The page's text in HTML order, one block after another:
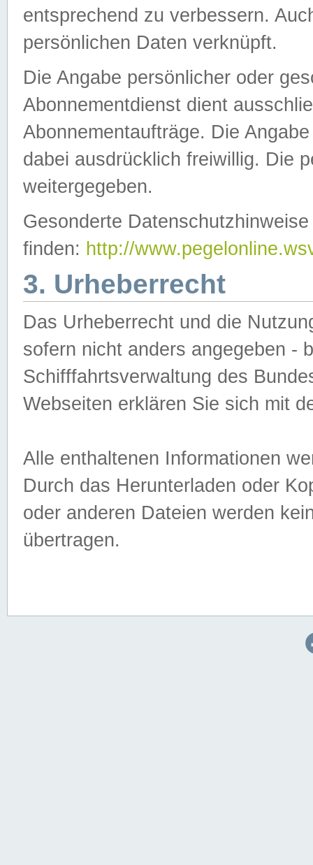
entsprechend zu verbessern.
persönlichen Daten verknüpft.
Die Angabe persönlicher oder
Abonnementdienst dient
Abonnementaufträge. Die
dabei ausdrücklich freiwillig. Die
weitergegeben.
Gesonderte
finden: http://
3. Urheberrecht
Das Urheberrecht und die
sofern nicht anders angegeben -
Schifffahrtsverwaltung des
Webseiten erklären Sie sich mit
Alle enthaltenen Informationen
Durch das Herunterladen oder
oder anderen Dateien werden
übertragen.